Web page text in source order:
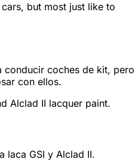
but most just like to
conducir coches de kit, pero
con ellos.
Alclad II lacquer paint.
laca GSI y Alclad II.